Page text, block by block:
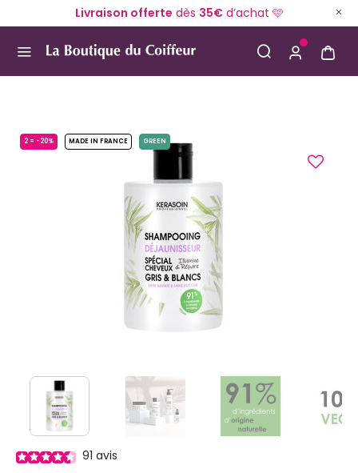
Livraison offerte dès 35€d’achat 🩷
2 = -20% MADE IN FRANCE GREEN
91 avis